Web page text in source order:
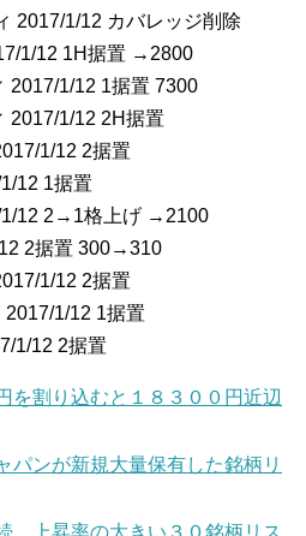
2017/1/12 カバレッジ削除
1/12 1H据置 →2800
2017/1/12 1据置 7300
2017/1/12 2H据置
1/12 2据置
12 1据置
1/12 2→1格上げ →2100
2据置 300→310
1/12 2据置
1/12 1据置
1/12 2据置
を割り込むと１８３００円近辺
パンが新規大量保有した銘柄リ
、上昇率の大きい３０銘柄リス